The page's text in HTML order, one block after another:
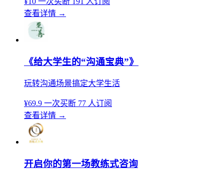
查看详情 →
《给大学生的“沟通宝典”》
玩转沟通场景搞定大学生活
¥69.9 一次买断 77 人订阅
查看详情 →
开启你的第一场教练式咨询